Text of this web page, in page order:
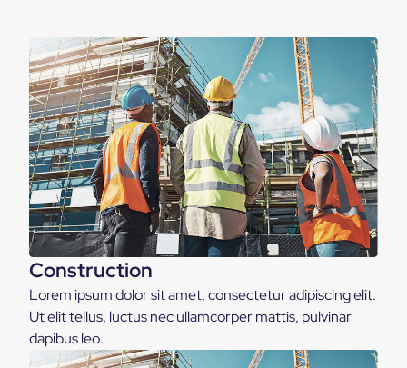
Construction
Lorem ipsum dolor sit amet, consectetur adipiscing elit.
Ut elit tellus, luctus nec ullamcorper mattis, pulvinar
dapibus leo.